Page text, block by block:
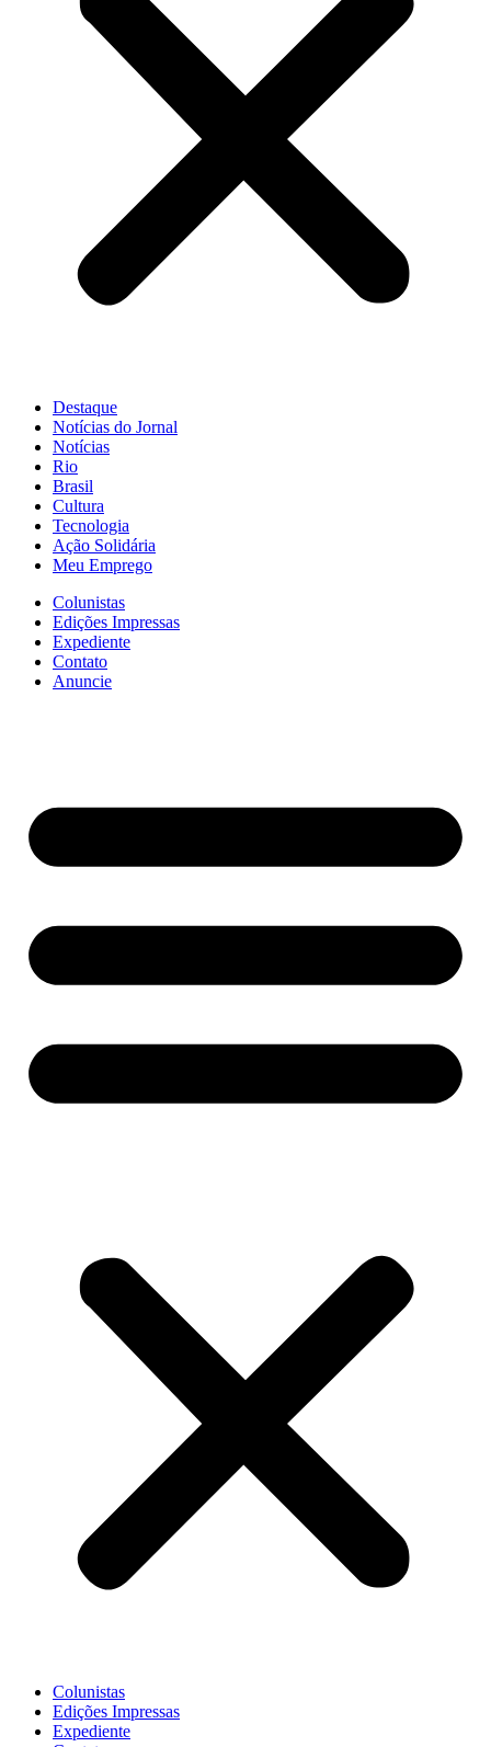
Destaque
Notícias do Jornal
Notícias
Rio
Brasil
Cultura
Tecnologia
Ação Solidária
Meu Emprego
Colunistas
Edições Impressas
Expediente
Contato
Anuncie
Colunistas
Edições Impressas
Expediente